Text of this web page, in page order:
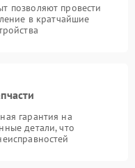
позволяют провести
в кратчайшие
гарантия на
детали, что